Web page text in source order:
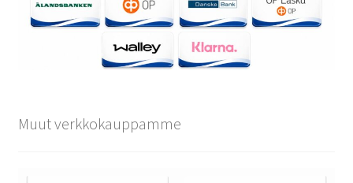
Muut verkkokauppamme